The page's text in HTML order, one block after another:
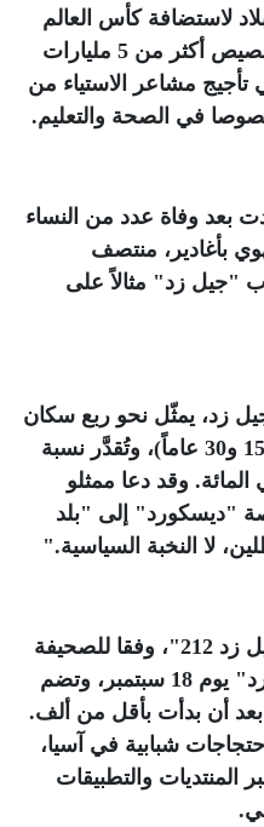
لاستضافة كأس العالم
2030، إذ تسبّب الإعلان عن تخصيص أكثر من 5 مليارات
تأجيج مشاعر الاستياء من
في الصحة والتعليم.
بعد وفاة عدد من النساء
بأغادير، منتصف
"جيل زد" مثالاً على
زد، يمثّل نحو ربع سكان
المغرب (تتراوح أعمارهم بين 15 و30 عاماً)، وتُقدَّر نسبة
شباب المدن بنحو 50 في المائة. وقد دعا ممثلو
"ديسكورد" إلى "بلد
لا النخبة السياسية".
تجدر الإشارة إلى أنّ، قناة "جيل زد 212"، وفقا للصحيفة
نفسها، انطلقت على "ديسكورد" يوم 18 سبتمبر، وتضم
ألف عضو، بعد أن بدأت بأقل من ألف.
شبابية في آسيا،
المنتديات والتطبيقات
.